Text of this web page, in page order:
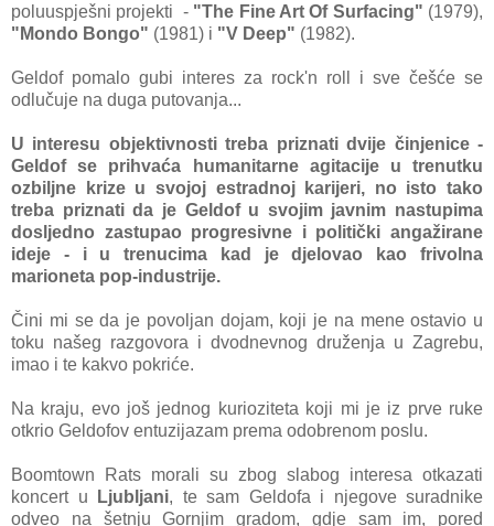
poluuspješni projekti - "The Fine Art Of Surfacing" (1979),
"Mondo Bongo" (1981) i "V Deep" (1982).
Geldof pomalo gubi interes za rock'n roll i sve češće se
odlučuje na duga putovanja...
U interesu objektivnosti treba priznati dvije činjenice -
Geldof se prihvaća humanitarne agitacije u trenutku
ozbiljne krize u svojoj estradnoj karijeri, no isto tako
treba priznati da je Geldof u svojim javnim nastupima
dosljedno zastupao progresivne i politički angažirane
ideje - i u trenucima kad je djelovao kao frivolna
marioneta pop-industrije.
Čini mi se da je povoljan dojam, koji je na mene ostavio u
toku našeg razgovora i dvodnevnog druženja u Zagrebu,
imao i te kakvo pokriće.
Na kraju, evo još jednog kurioziteta koji mi je iz prve ruke
otkrio Geldofov entuzijazam prema odobrenom poslu.
Boomtown Rats morali su zbog slabog interesa otkazati
koncert u
Ljubljani, te sam Geldofa i njegove suradnike
odveo na šetnju Gornjim gradom, gdje sam im, pored